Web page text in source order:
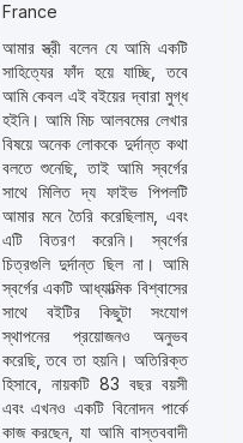
France
আমার স্ত্রী বলেন যে আমি একটি
সাহিত্যের ফাঁদ হয়ে যাচ্ছি, তবে
আমি কেবল এই বইয়ের দ্বারা মুগ্ধ
হইনি। আমি মিচ আলবমের লেখার
বিষয়ে অনেক লোককে দুর্দান্ত কথা
বলতে শুনেছি, তাই আমি স্বর্গের
সাথে মিলিত দ্য ফাইভ পিপলটি
আমার মনে তৈরি করেছিলাম, এবং
এটি বিতরণ করেনি। স্বর্গের
চিত্রগুলি দুর্দান্ত ছিল না। আমি
স্বর্গের একটি আধ্যাত্মিক বিশ্বাসের
সাথে বইটির কিছুটা সংযোগ
স্থাপনের প্রয়োজনও অনুভব
করেছি, তবে তা হয়নি। অতিরিক্ত
হিসাবে, নায়কটি 83 বছর বয়সী
এবং এখনও একটি বিনোদন পার্কে
কাজ করছেন, যা আমি বাস্তববাদী